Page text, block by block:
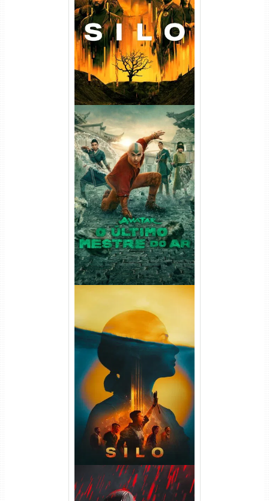
Silo 1ª Temporada Torrent
(2023) WEB-DL
720p/1080p/4K Dual Áudio
Avatar: O Último Mestre do
Ar 2ª Temporada Torrent
(2026) WEB-DL 1080p Dual
Áudio
Silo 2ª Temporada (2024)
WEB-DL 1080p Dual Áudio